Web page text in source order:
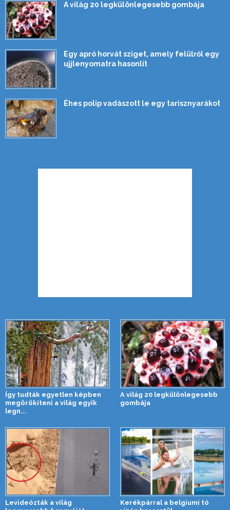
A világ 20 legkülönlegesebb gombája
Egy apró horvát sziget, amely felülről egy
ujjlenyomatra hasonlít
Éhes polip vadászott le egy tarisznyarákot
Így tudták egyetlen képben
megörökíteni a világ egyik
legn...
A világ 20 legkülönlegesebb
gombája
Levideózták a világ
Kerékpárral a belgiumi tó